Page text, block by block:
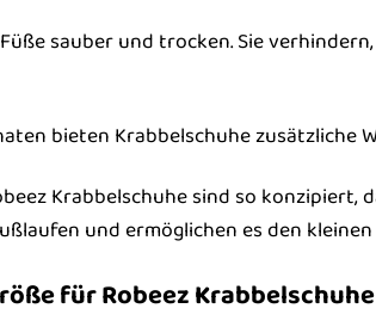
sauber und trocken. Sie
bieten Krabbelschuhe zusätzliche
Krabbelschuhe sind so konzipiert,
und ermöglichen es den
für Robeez Krabbelschuhe